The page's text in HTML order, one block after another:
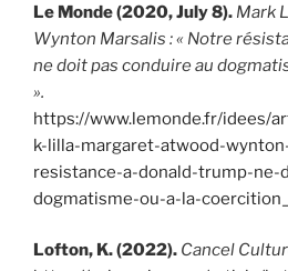
Le Monde (2020, July 8). Mark
Wynton Marsalis : « Notre
ne doit pas conduire au
».
https://www.lemonde.fr/idees/
k-lilla-margaret-atwood-
resistance-a-donald-trump-ne-
dogmatisme-ou-a-la-
Lofton, K. (2022). Cancel